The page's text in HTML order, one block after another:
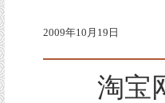
2009年10月19日
淘宝网